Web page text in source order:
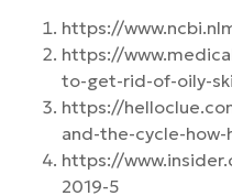
https://
https://
to-get-rid-of-oily-
https://
and-the-cycle-
https://
2019-5